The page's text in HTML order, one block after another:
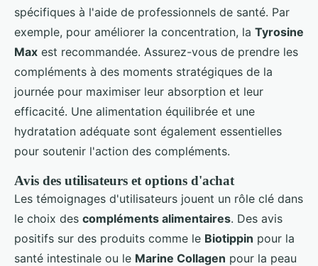
spécifiques à l'aide de professionnels de santé. Par
exemple, pour améliorer la concentration, la Tyrosine
Max est recommandée. Assurez-vous de prendre les
compléments à des moments stratégiques de la
journée pour maximiser leur absorption et leur
efficacité. Une alimentation équilibrée et une
hydratation adéquate sont également essentielles
pour soutenir l'action des compléments.
Avis des utilisateurs et options d'achat
Les témoignages d'utilisateurs jouent un rôle clé dans
le choix des compléments alimentaires. Des avis
positifs sur des produits comme le Biotippin pour la
santé intestinale ou le Marine Collagen pour la peau